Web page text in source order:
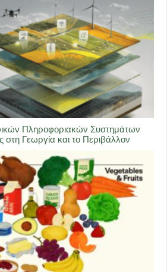
Πληροφοριακών Συστημάτων
στη Γεωργία και το Περιβάλλον